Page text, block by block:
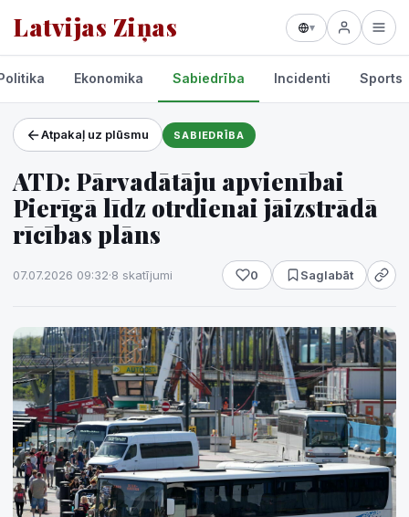
Latvijas Ziņas ▾
Projekti un pakalpojumi
Laikapstākļi
Ekonomika Sabiedrība Incidenti Sports
Atpakaļ uz plūsmu SABIEDRĪBA
ATD: Pārvadātāju apvienībai
Pierīgā līdz otrdienai jāizstrādā
rīcības plāns
07.07.2026 09:32·8 skatījumi 0 Saglabāt